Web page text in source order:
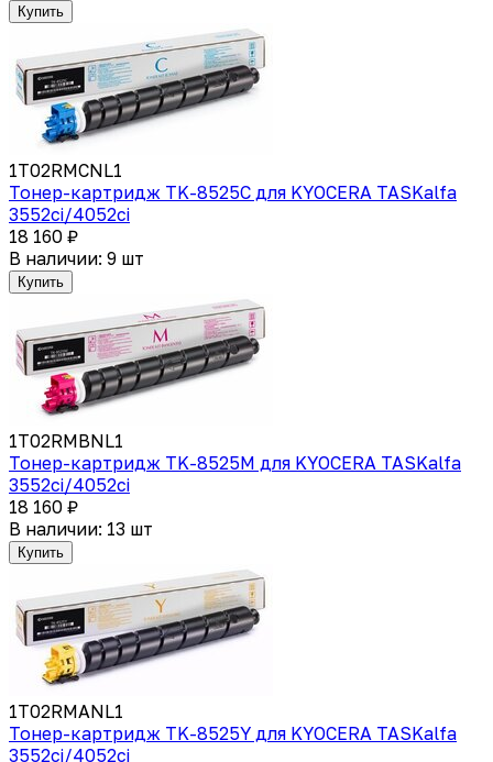
Купить
1T02RMCNL1
Тонер-картридж TK-8525C для KYOCERA TASKalfa
3552ci/4052ci
18 160 ₽
В наличии: 9 шт
Купить
1T02RMBNL1
Тонер-картридж TK-8525M для KYOCERA TASKalfa
3552ci/4052ci
18 160 ₽
В наличии: 13 шт
Купить
1T02RMANL1
Тонер-картридж TK-8525Y для KYOCERA TASKalfa
3552ci/4052ci